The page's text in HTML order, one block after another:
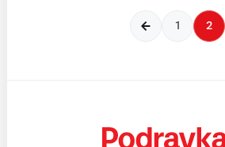
1 2